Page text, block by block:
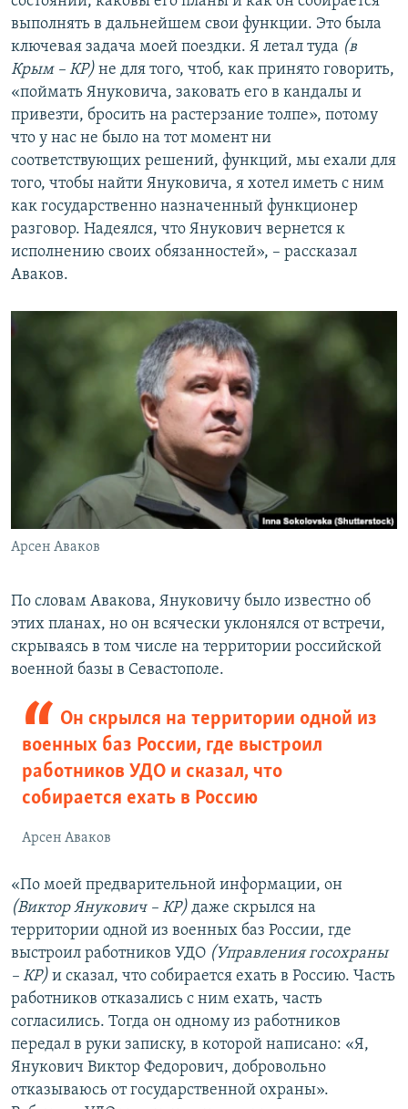
выполнять в дальнейшем свои функции. Это была
ключевая задача моей поездки. Я летал туда (в
Крым – КР) не для того, чтоб, как принято говорить,
«поймать Януковича, заковать его в кандалы и
привезти, бросить на растерзание толпе», потому
что у нас не было на тот момент ни
соответствующих решений, функций, мы ехали для
того, чтобы найти Януковича, я хотел иметь с ним
как государственно назначенный функционер
разговор. Надеялся, что Янукович вернется к
исполнению своих обязанностей», – рассказал
Аваков.
Арсен Аваков
По словам Авакова, Януковичу было известно об
этих планах, но он всячески уклонялся от встречи,
скрываясь в том числе на территории российской
военной базы в Севастополе.
Он скрылся на территории одной из
военных баз России, где выстроил
работников УДО и сказал, что
собирается ехать в Россию
Арсен Аваков
«По моей предварительной информации, он
(Виктор Янукович – КР) даже скрылся на
территории одной из военных баз России, где
выстроил работников УДО (Управления госохраны
– КР) и сказал, что собирается ехать в Россию. Часть
работников отказались с ним ехать, часть
согласились. Тогда он одному из работников
передал в руки записку, в которой написано: «Я,
Янукович Виктор Федорович, добровольно
отказываюсь от государственной охраны».